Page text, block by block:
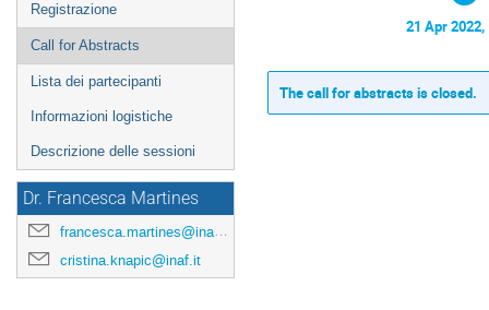
Registrazione
Call for Abstracts
Lista dei partecipanti
Informazioni logistiche
Descrizione delle sessioni
Dr. Francesca Martines
francesca.martines@inaf.it
cristina.knapic@inaf.it
21 Apr 2022,
The call for abstracts is closed.